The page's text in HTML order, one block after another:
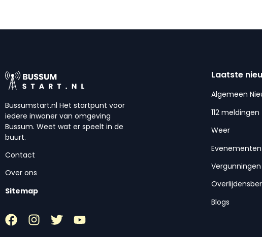
Bussumstart.nl Het startpunt voor
iedere inwoner van omgeving
Bussum. Weet wat er speelt in de
buurt.
Contact
Over ons
Sitemap
Laatste
Algemeen
112 meldingen
Weer
Evenementen
Vergunningen
Blogs